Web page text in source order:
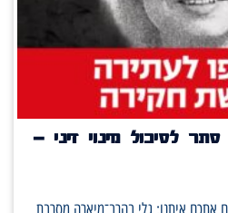
לסיכול מינוי זיני –